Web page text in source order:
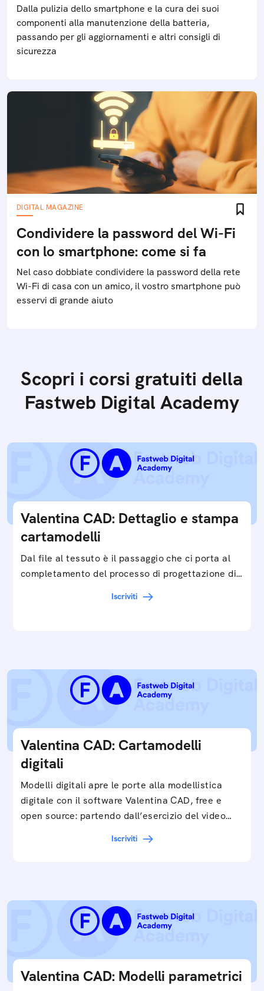
Dalla pulizia dello smartphone e la cura dei suoi
componenti alla manutenzione della batteria,
passando per gli aggiornamenti e altri consigli di
sicurezza
DIGITAL MAGAZINE
Condividere la password del Wi-Fi
con lo smartphone: come si fa
Nel caso dobbiate condividere la password della rete
Wi-Fi di casa con un amico, il vostro smartphone può
esservi di grande aiuto
Scopri i corsi gratuiti della
Fastweb Digital Academy
Valentina CAD: Dettaglio e stampa
cartamodelli
Dal file al tessuto è il passaggio che ci porta al
completamento del processo di progettazione di
Iscriviti
Valentina CAD: Cartamodelli
digitali
Modelli digitali apre le porte alla modellistica
digitale con il software Valentina CAD, free e
open source: partendo dall’esercizio del video…
Iscriviti
Valentina CAD: Modelli parametrici